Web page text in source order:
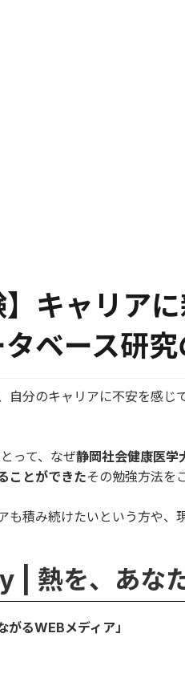
】キャリア
ベース研
分のキャリアに不安を感じ
って、なぜ静岡社会健康医学
ことができたその勉強方法を
も積み続けたいという方や、
熱を、あな
がるWEBメディア」